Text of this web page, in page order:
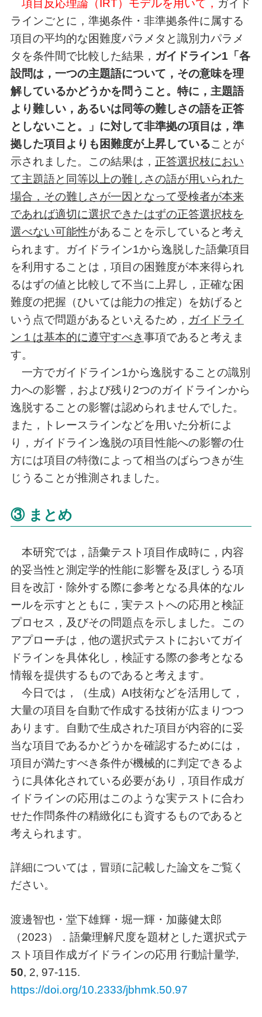
項目反応理論（IRT）モデルを用いて， ガイド
ラインごとに，準拠条件・非準拠条件に属する
項目の平均的な困難度パラメタと識別力パラメ
タを条件間で比較した結果， ガイドライン1「各
設問は，一つの主題語について，その意味を理
解しているかどうかを問うこと。特に，主題語
より難しい，あるいは同等の難しさの語を正答
としないこと。」に対して非準拠の項目は，準
拠した項目よりも困難度が上昇していることが
示されました。この結果は， 正答選択枝におい
て主題語と同等以上の難しさの語が用いられた
場合，その難しさが一因となって受検者が本来
であれば適切に選択できたはずの正答選択枝を
選べない可能性があることを示していると考え
られます。ガイドライン1から逸脱した語彙項目
を利用することは，項目の困難度が本来得られ
るはずの値と比較して不当に上昇し，正確な困
難度の把握（ひいては能力の推定）を妨げると
いう点で問題があるといえるため， ガイドライ
ン１は基本的に遵守すべき事項であると考えま
す。
一方でガイドライン1から逸脱することの識別
力への影響，および残り2つのガイドラインから
逸脱することの影響は認められませんでした。
また，トレースラインなどを用いた分析によ
り，ガイドライン逸脱の項目性能への影響の仕
方には項目の特徴によって相当のばらつきが生
じうることが推測されました。
③ まとめ
本研究では，語彙テスト項目作成時に，内容
的妥当性と測定学的性能に影響を及ぼしうる項
目を改訂・除外する際に参考となる具体的なル
ールを示すとともに，実テストへの応用と検証
プロセス，及びその問題点を示しました。この
アプローチは，他の選択式テストにおいてガイ
ドラインを具体化し，検証する際の参考となる
情報を提供するものであると考えます。
今日では，（生成）AI技術などを活用して，
大量の項目を自動で作成する技術が広まりつつ
あります。自動で生成された項目が内容的に妥
当な項目であるかどうかを確認するためには，
項目が満たすべき条件が機械的に判定できるよ
うに具体化されている必要があり，項目作成ガ
イドラインの応用はこのような実テストに合わ
せた作問条件の精緻化にも資するものであると
考えられます。
詳細については，冒頭に記載した論文をご覧く
ださい。
渡邊智也・堂下雄輝・堀一輝・加藤健太郎
（2023）．語彙理解尺度を題材とした選択式テ
スト項目作成ガイドラインの応用 行動計量学,
50, 2, 97-115.
https://doi.org/10.2333/jbhmk.50.97